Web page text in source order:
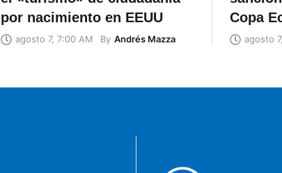
por nacimiento en EEUU
agosto 7, 7:00 AM By Andrés Mazza
Copa
agosto